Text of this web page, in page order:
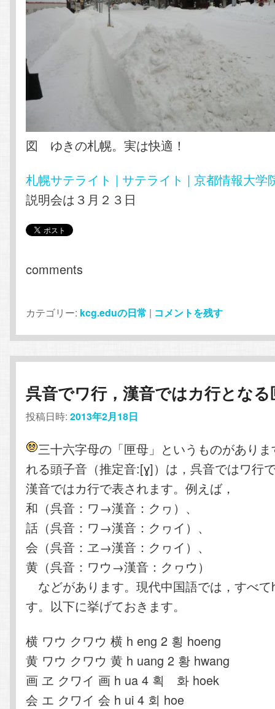
図 ゆきの札幌。実は快適！
札幌サテライト | サテライト | 京都情報大学
説明会は３月２３日
comments
カテゴリー: kcg.eduの日常 | コメントを残す
呉音でワ行，漢音ではカ行となる
投稿日時:2013年2月18日
三十六字母の「匣母」というものがあり
れる頭子音（推定音:[ɣ]）は，呉音ではワ行
漢音ではカ行で表されます。例えば，
和（呉音：ワ→漢音：クヮ）、
話（呉音：ワ→漢音：クヮイ）、
会（呉音：ヱ→漢音：クヮイ）、
黄（呉音：ワウ→漢音：クヮウ）
などがあります。現代中国語では，すべ
す。以下に挙げておきます。
横 ワウ クワウ 横 h eng 2 횡 hoeng
黄 ワウ クワウ 黄 h uang 2 황 hwang
画 ヱ クワイ 画 h ua 4 획 화 hoek
会 エ クワイ 会 h ui 4 회 hoe